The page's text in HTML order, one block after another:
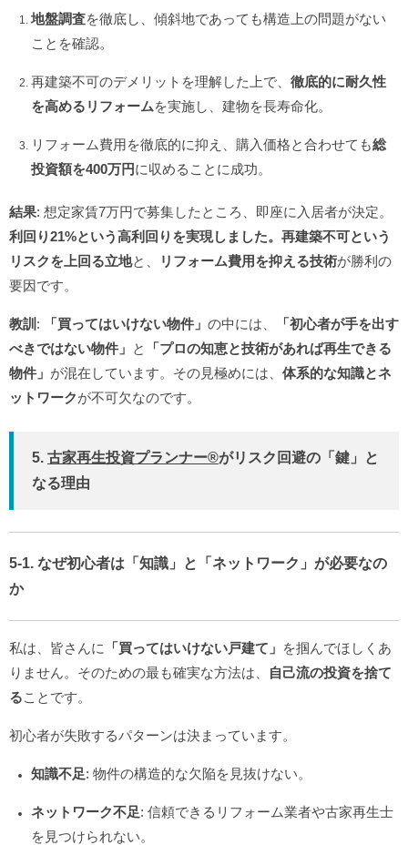
地盤調査を徹底し、傾斜地であっても構造上の問題がない
ことを確認。
再建築不可のデメリットを理解した上で、 徹底的に耐久性
を高めるリフォームを実施し、建物を長寿命化。
リフォーム費用を徹底的に抑え、購入価格と合わせても総
投資額を400万円に収めることに成功。
結果: 想定家賃7万円で募集したところ、即座に入居者が決定。
利回り21%という高利回りを実現しました。再建築不可という
リスクを上回る立地と、 リフォーム費用を抑える技術が勝利の
要因です。
教訓 : 「買ってはいけない物件」 の中には、
「初心者が手を出す
べきではない物件」 と
「プロの知恵と技術があれば再生できる
物件」 が混在しています。その見極めには、 体系的な知識とネ
ットワークが不可欠なのです。
5. 古家再生投資プランナー®️がリスク回避の「鍵」と
なる理由
5-1. なぜ初心者は「知識」と「ネットワーク」が必要なの
か
私は、皆さんに 「買ってはいけない戸建て」 を掴んでほしくあ
りません。そのための最も確実な方法は、
自己流の投資を捨て
ることです。
初心者が失敗するパターンは決まっています。
知識不足: 物件の構造的な欠陥を見抜けない。
ネットワーク不足: 信頼できるリフォーム業者や古家再生士
を見つけられない。